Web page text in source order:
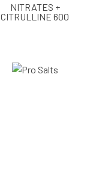
NITRATES +
CITRULLINE 600